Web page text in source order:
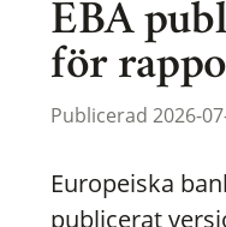
EBA
för
Publicerad 2026-
Europeiska
publicerat